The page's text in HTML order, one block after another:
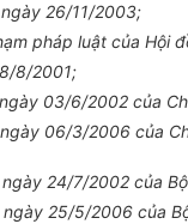
26/11/2003;
pháp luật của Hội
8/2001;
ngày 03/6/2002 của
ngày 06/3/2006 của
ngày 24/7/2002 của
ngày 25/5/2006 của